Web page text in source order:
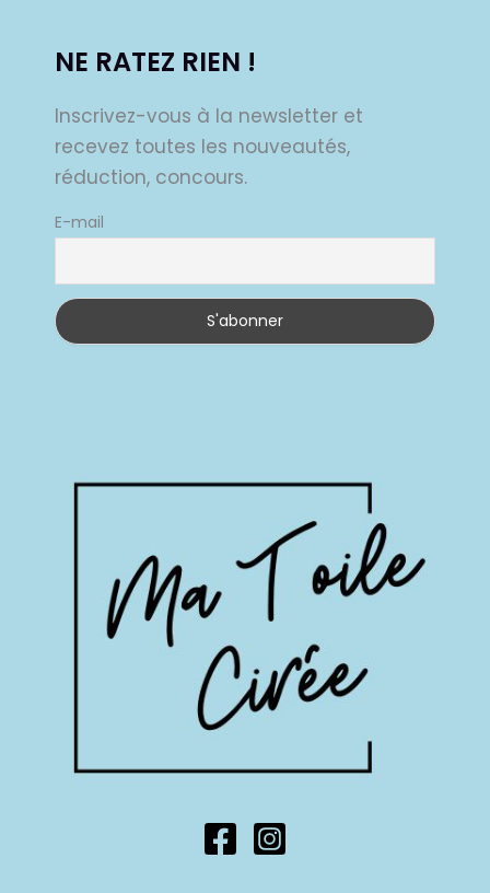
NE RATEZ RIEN !
Inscrivez-vous à la newsletter et
recevez toutes les nouveautés,
réduction, concours.
E-mail